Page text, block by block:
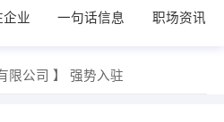
企业 一句话信息 职场资讯
限公司 】 强势入驻